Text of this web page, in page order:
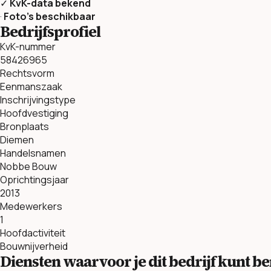
✓ KvK-data bekend
· Foto’s beschikbaar
Bedrijfsprofiel
KvK-nummer
58426965
Rechtsvorm
Eenmanszaak
Inschrijvingstype
Hoofdvestiging
Bronplaats
Diemen
Handelsnamen
Nobbe Bouw
Oprichtingsjaar
2013
Medewerkers
1
Hoofdactiviteit
Bouwnijverheid
Diensten waarvoor je dit bedrijf kunt